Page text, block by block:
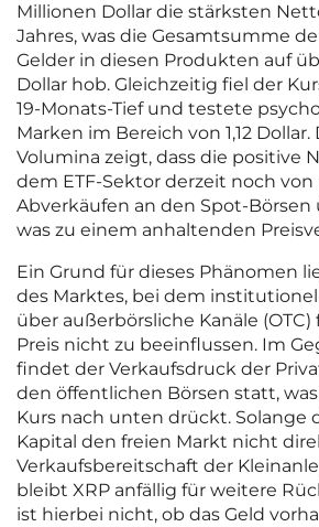
Millionen Dollar die stärksten
Jahres, was die Gesamtsumme
Gelder in diesen Produkten auf
Dollar hob. Gleichzeitig fiel der
19-Monats-Tief und testete
Marken im Bereich von 1,12
Volumina zeigt, dass die positive
dem ETF-Sektor derzeit noch von
Abverkäufen an den Spot-Börsen
was zu einem anhaltenden
Ein Grund für dieses Phänomen
des Marktes, bei dem
über außerbörsliche Kanäle
Preis nicht zu beeinflussen. Im
findet der Verkaufsdruck der
den öffentlichen Börsen statt,
Kurs nach unten drückt. Solange
Kapital den freien Markt nicht
Verkaufsbereitschaft der
bleibt XRP anfällig für weitere
ist hierbei nicht, ob das Geld